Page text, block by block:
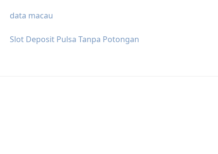
data macau
Slot Deposit Pulsa Tanpa Potongan